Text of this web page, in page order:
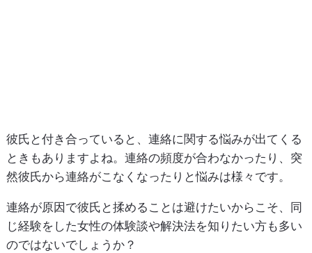
彼氏と付き合っていると、連絡に関する悩みが出てくる
ときもありますよね。連絡の頻度が合わなかったり、突
然彼氏から連絡がこなくなったりと悩みは様々です。
連絡が原因で彼氏と揉めることは避けたいからこそ、同
じ経験をした女性の体験談や解決法を知りたい方も多い
のではないでしょうか？